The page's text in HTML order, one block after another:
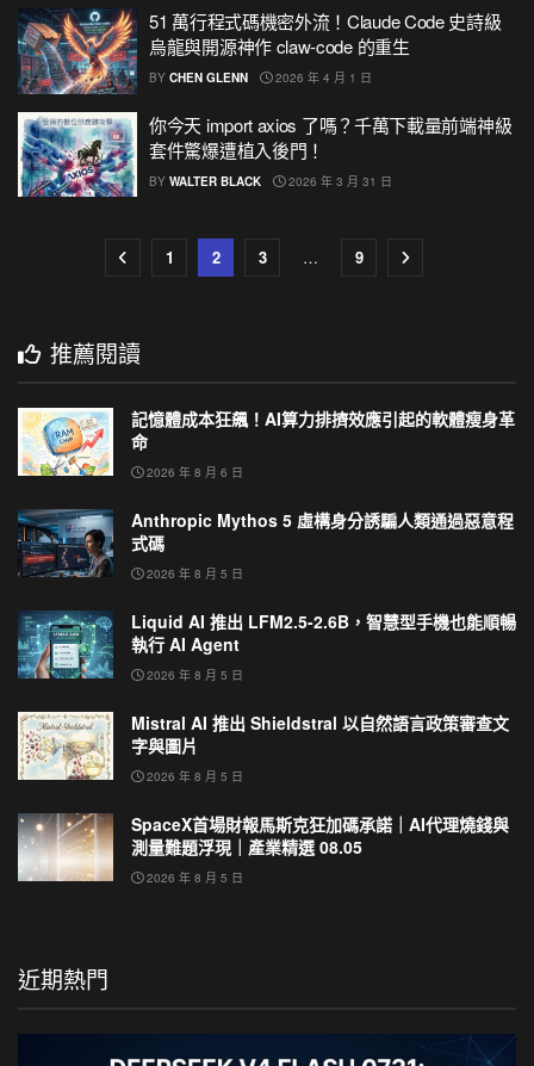
51 萬行程式碼機密外流！Claude Code 史詩級
烏龍與開源神作 claw-code 的重生
BY CHEN GLENN 2026 年 4 月 1 日
你今天 import axios 了嗎？千萬下載量前端神級
套件驚爆遭植入後門！
BY WALTER BLACK 2026 年 3 月 31 日
1 2 3 … 9
推薦閱讀
記憶體成本狂飆！AI算力排擠效應引起的軟體瘦身革
命
2026 年 8 月 6 日
Anthropic Mythos 5 虛構身分誘騙人類通過惡意程
式碼
2026 年 8 月 5 日
Liquid AI 推出 LFM2.5-2.6B，智慧型手機也能順暢
執行 AI Agent
2026 年 8 月 5 日
Mistral AI 推出 Shieldstral 以自然語言政策審查文
字與圖片
2026 年 8 月 5 日
SpaceX首場財報馬斯克狂加碼承諾｜AI代理燒錢與
測量難題浮現｜產業精選 08.05
2026 年 8 月 5 日
近期熱門